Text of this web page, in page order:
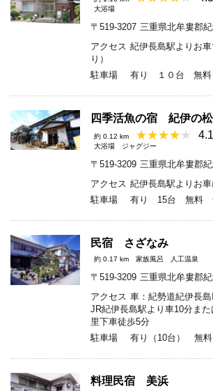
大浴場
〒519-3207 三重県北牟婁郡
アクセス 紀伊長島駅よりお
り）
駐車場
有り １０台 無
四季活魚の宿 紀伊の
約 0.12 km 4.1
大浴場
ジャグジー
〒519-3209 三重県北牟婁郡
アクセス 紀伊長島駅よりお
駐車場
有り 15台 無料
民宿 さざなみ
約 0.17 km 家族風呂 人工温泉
〒519-3209 三重県北牟婁郡
アクセス 車：紀勢道紀伊長
JR紀伊長島駅より車10分ま
里下車徒歩5分
駐車場
有り（10台） 無
料理民宿 美浜